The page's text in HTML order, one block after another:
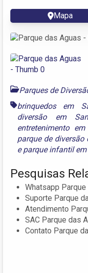
Mapa
Parques de
brinquedos em
diversão em
entretenimento
parque de diversão
eparque infantil em
Pesquisas
Whatsapp
Suporte Parque
Atendimento
SAC Parque das
Contato Parque